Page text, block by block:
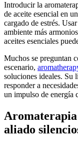
Introducir la
de aceite esencial en
cargado de estrés.
ambiente más
aceites esenciales
Muchos se preguntan
escenario,
soluciones ideales. Su
responder a
un impulso de energía
aliado